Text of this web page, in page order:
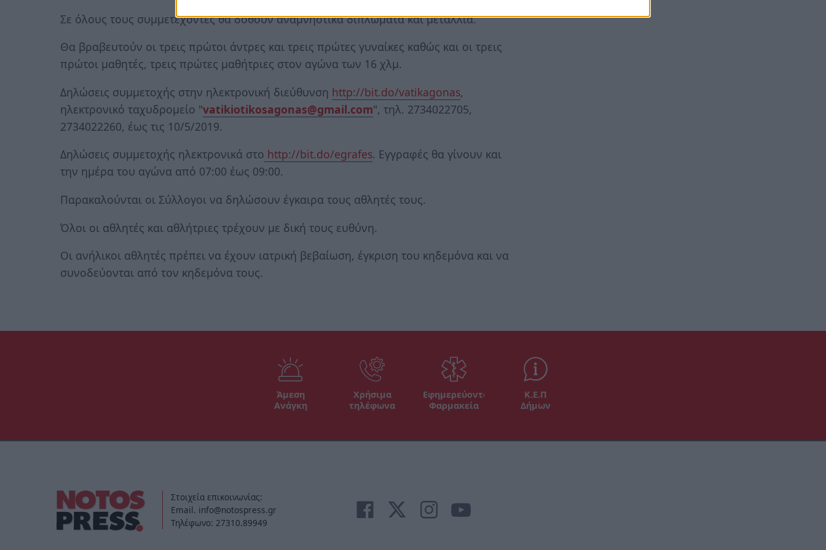
Σε όλους τους συμμετέχοντες θα δοθούν αναμνηστικά διπλώματα και μετάλλια.
Θα βραβευτούν οι τρεις πρώτοι άντρες και τρεις πρώτες γυναίκες καθώς και οι τρεις
πρώτοι μαθητές, τρεις πρώτες μαθήτριες στον αγώνα των 16 χλμ.
Δηλώσεις συμμετοχής στην ηλεκτρονική διεύθυνση http://bit.do/vatikagonas,
ηλεκτρονικό ταχυδρομείο "vatikiotikosagonas@gmail.com", τηλ. 2734022705,
2734022260, έως τις 10/5/2019.
Δηλώσεις συμμετοχής ηλεκτρονικά στο http://bit.do/egrafes. Εγγραφές θα γίνουν και
την ημέρα του αγώνα από 07:00 έως 09:00.
Παρακαλούνται οι Σύλλογοι να δηλώσουν έγκαιρα τους αθλητές τους.
Όλοι οι αθλητές και αθλήτριες τρέχουν με δική τους ευθύνη.
Οι ανήλικοι αθλητές πρέπει να έχουν ιατρική βεβαίωση, έγκριση του κηδεμόνα και να
συνοδεύονται από τον κηδεμόνα τους.
Άμεση
Ανάγκη
Χρήσιμα
τηλέφωνα
Εφημερεύοντα
Φαρμακεία
Κ.Ε.Π
Δήμων
Στοιχεία επικοινωνίας:
Email. info@notospress.gr
Τηλέφωνο: 27310.89949